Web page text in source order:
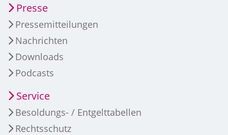
Presse
Pressemitteilungen
Nachrichten
Downloads
Podcasts
Service
Besoldungs- / Entgelttabellen
Rechtsschutz